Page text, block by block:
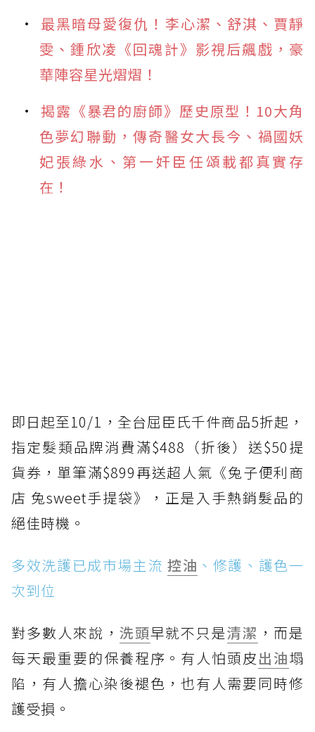
最黑暗母愛復仇！李心潔、舒淇、賈靜
雯、鍾欣凌《回魂計》影視后飆戲，豪
華陣容星光熠熠！
揭露《暴君的廚師》歷史原型！10大角
色夢幻聯動，傳奇醫女大長今、禍國妖
妃張綠水、第一奸臣任頌載都真實存
在！
即日起至10/1，全台屈臣氏千件商品5折起，
指定髮類品牌消費滿$488（折後）送$50提
貨券，單筆滿$899再送超人氣《兔子便利商
店 兔sweet手提袋》，正是入手熱銷髮品的
絕佳時機。
多效洗護已成市場主流 控油 、修護、護色一
次到位
對多數人來說， 洗頭早就不只是清潔 ，而是
每天最重要的保養程序。有人怕頭皮出油塌
陷，有人擔心染後褪色，也有人需要同時修
護受損。